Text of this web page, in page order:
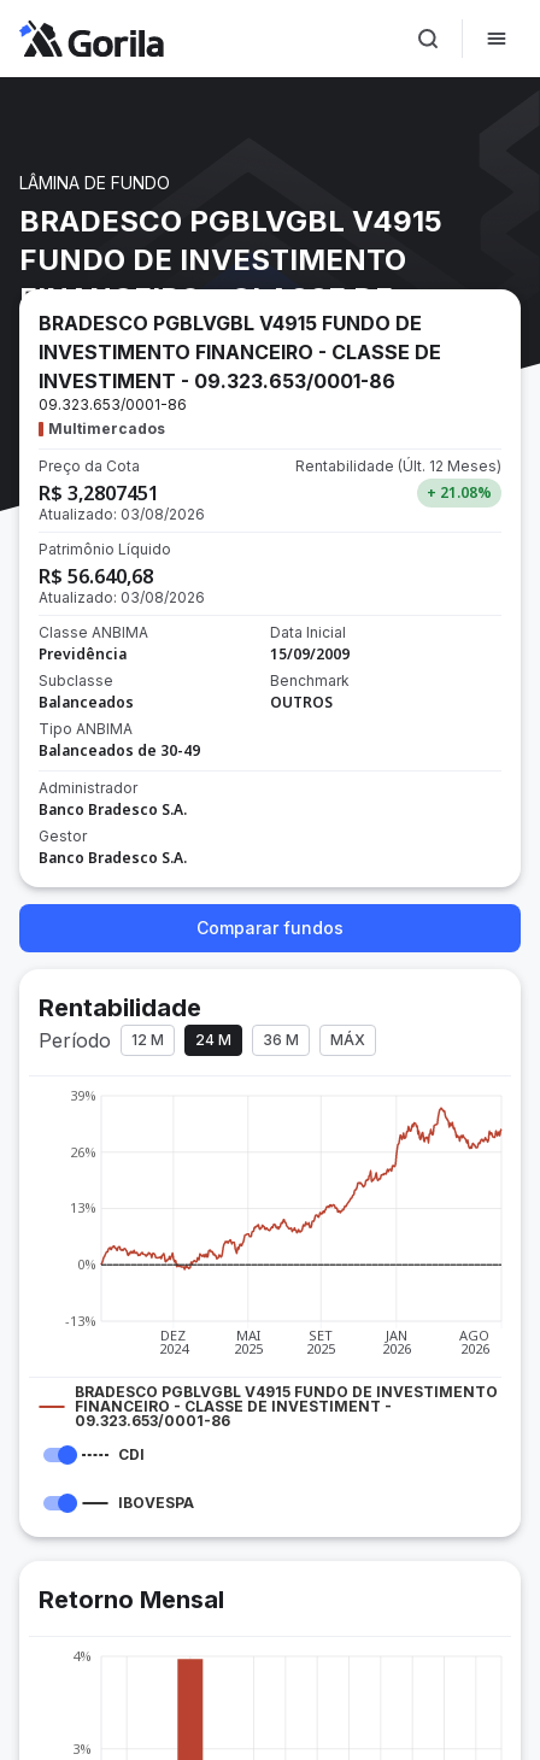
LÂMINA DE FUNDO
BRADESCO PGBLVGBL V4915
FUNDO DE INVESTIMENTO
FINANCEIRO - CLASSE DE
INVESTIMENT - 09.323.653/0001-
86
BRADESCO PGBLVGBL V4915 FUNDO DE
INVESTIMENTO FINANCEIRO - CLASSE DE
INVESTIMENT - 09.323.653/0001-86
09.323.653/0001-86
Multimercados
Preço da Cota
R$ 3,2807451
Atualizado: 03/08/2026
Rentabilidade (Últ. 12 Meses)
+ 21.08%
Patrimônio Líquido
R$ 56.640,68
Atualizado: 03/08/2026
Classe ANBIMA
Previdência
Subclasse
Balanceados
Tipo ANBIMA
Balanceados de 30-49
Data Inicial
15/09/2009
Benchmark
OUTROS
Administrador
Banco Bradesco S.A.
Gestor
Banco Bradesco S.A.
Comparar fundos
Rentabilidade
Período 12 M 24 M 36 M MÁX
DEZ
2024
MAI
2025
SET
2025
JAN
2026
AGO
2026
-13%
0%
13%
26%
39%
BRADESCO PGBLVGBL V4915 FUNDO DE INVESTIMENTO
FINANCEIRO - CLASSE DE INVESTIMENT -
09.323.653/0001-86
CDI
IBOVESPA
Retorno Mensal
3%
4%